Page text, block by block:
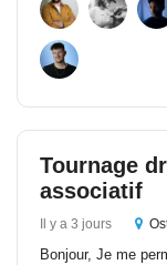
Tournage
associatif
Il y a 3 jours
Bonjour, Je me